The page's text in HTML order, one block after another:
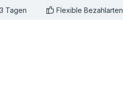
Tagen Flexible Bezahlarten